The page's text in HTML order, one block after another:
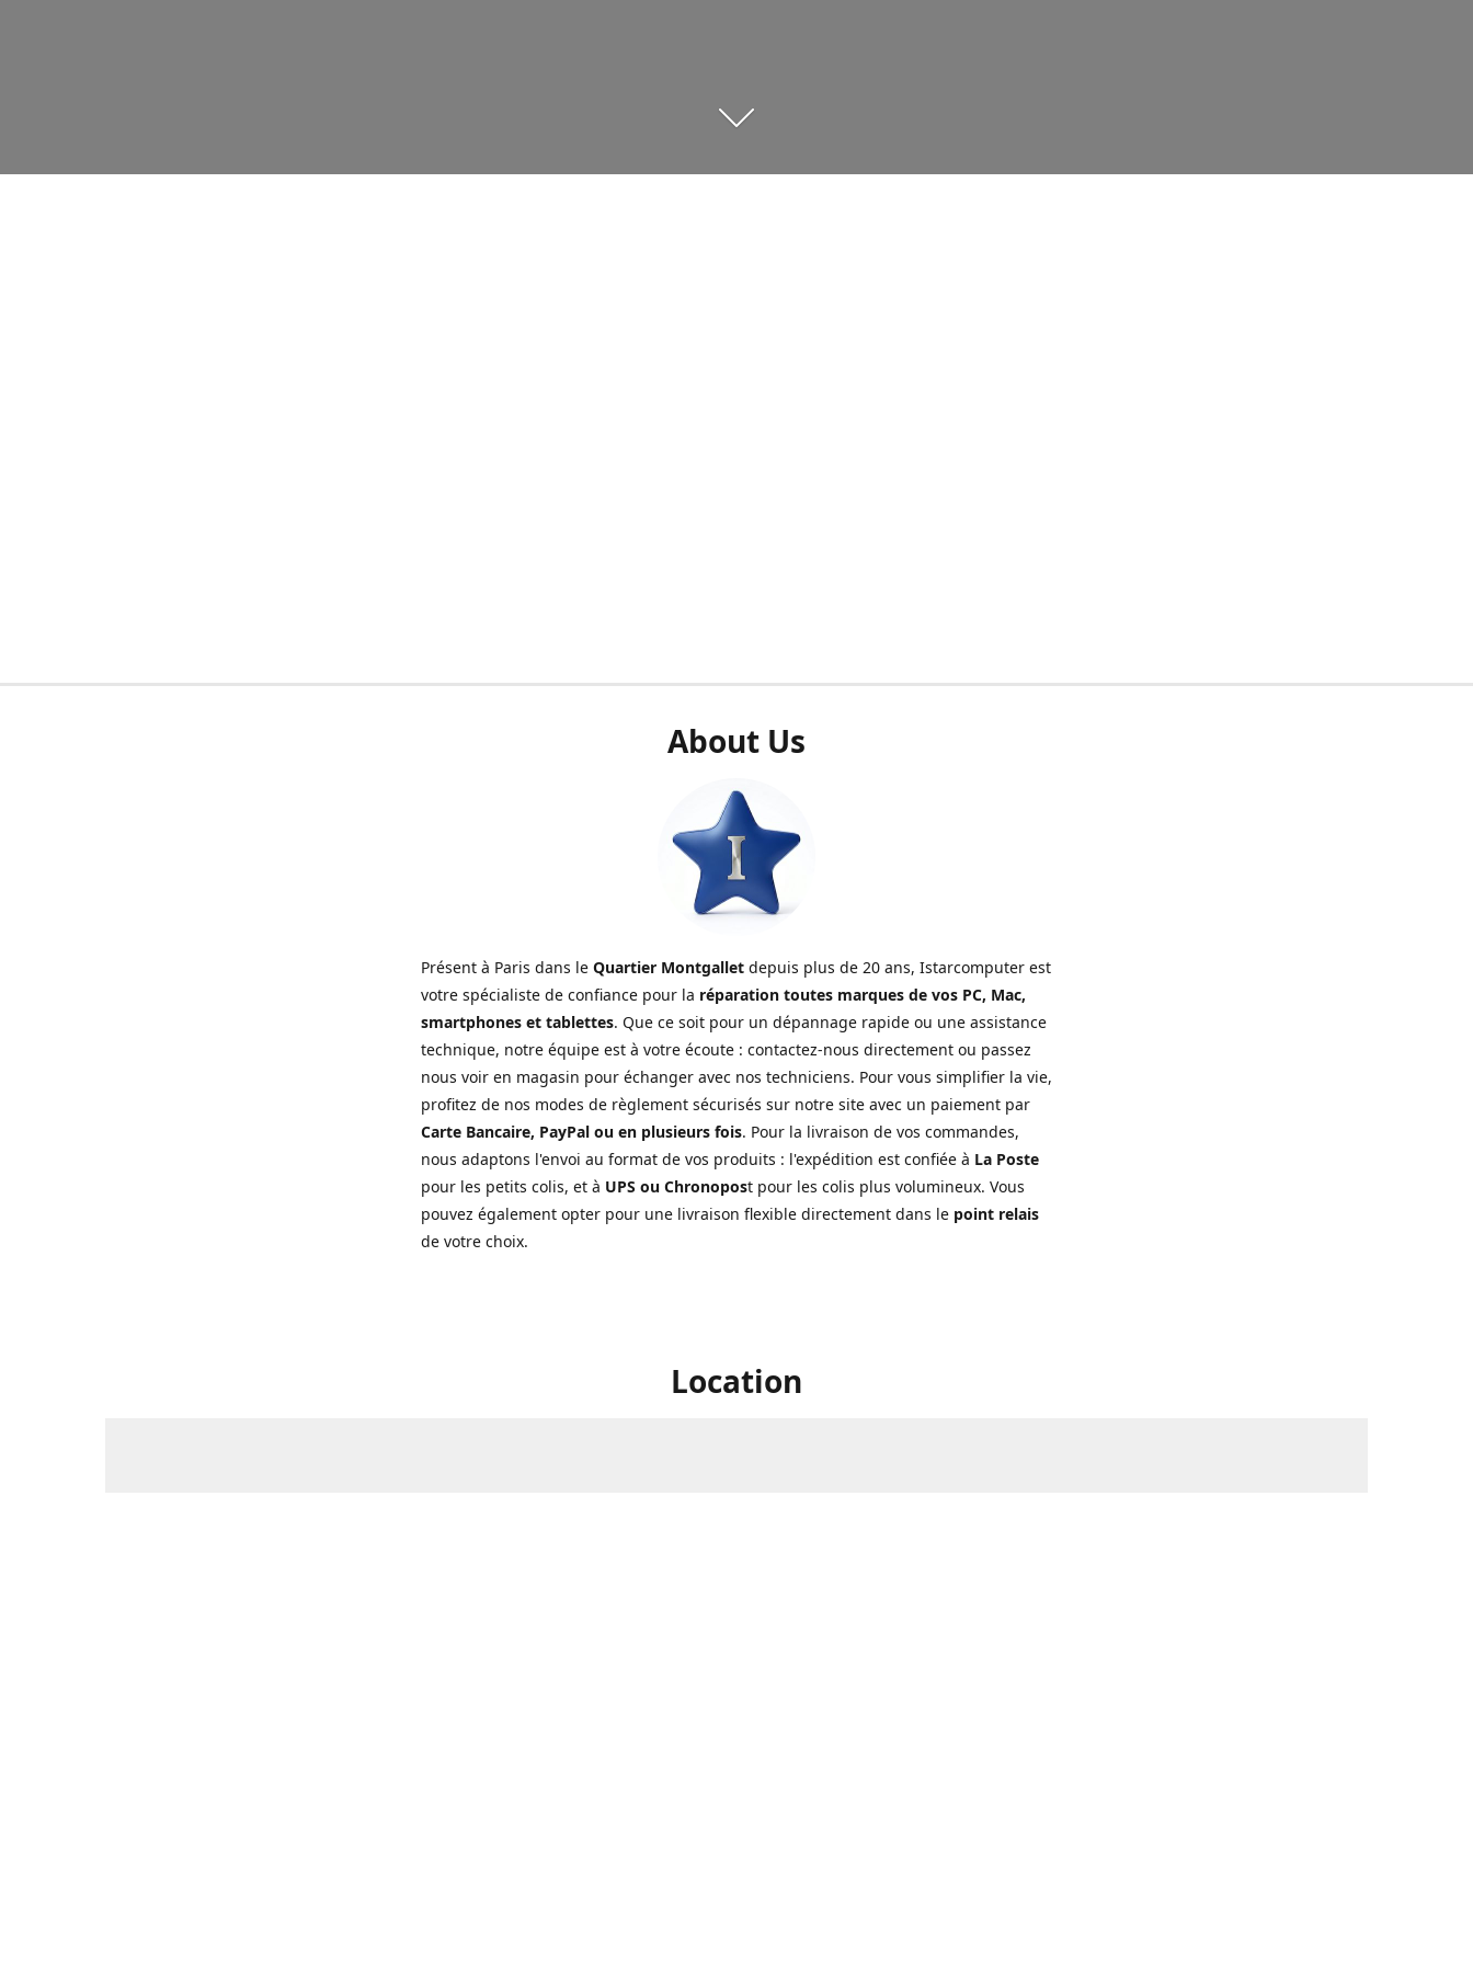
About Us
Présent à Paris dans le Quartier Montgallet depuis plus de 20 ans, Istarcomputer est
votre spécialiste de confiance pour la réparation toutes marques de vos PC, Mac,
smartphones et tablettes. Que ce soit pour un dépannage rapide ou une assistance
technique, notre équipe est à votre écoute : contactez-nous directement ou passez
nous voir en magasin pour échanger avec nos techniciens. Pour vous simplifier la vie,
profitez de nos modes de règlement sécurisés sur notre site avec un paiement par
Carte Bancaire, PayPal ou en plusieurs fois. Pour la livraison de vos commandes,
nous adaptons l'envoi au format de vos produits : l'expédition est confiée à La Poste
pour les petits colis, et à UPS ou Chronopost pour les colis plus volumineux. Vous
pouvez également opter pour une livraison flexible directement dans le point relais
de votre choix.
Location